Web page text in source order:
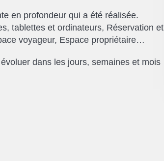
en profondeur qui a été réalisée.
tablettes et ordinateurs, Réservation et
voyageur, Espace propriétaire…
dans les jours, semaines et mois